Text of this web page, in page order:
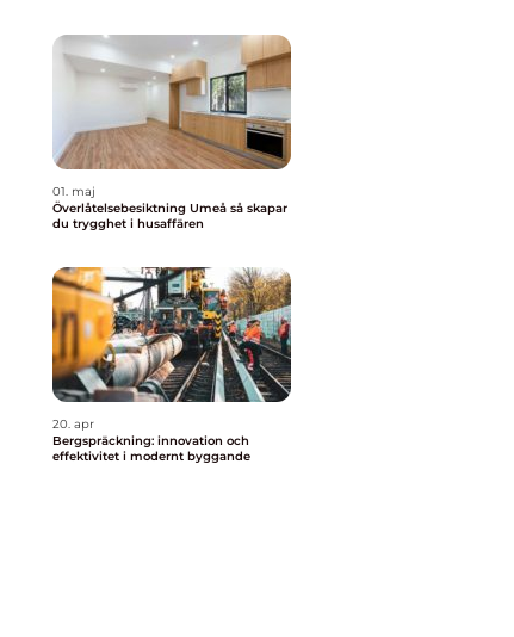
01. maj
Överlåtelsebesiktning Umeå så skapar
du trygghet i husaffären
20. apr
Bergspräckning: innovation och
effektivitet i modernt byggande